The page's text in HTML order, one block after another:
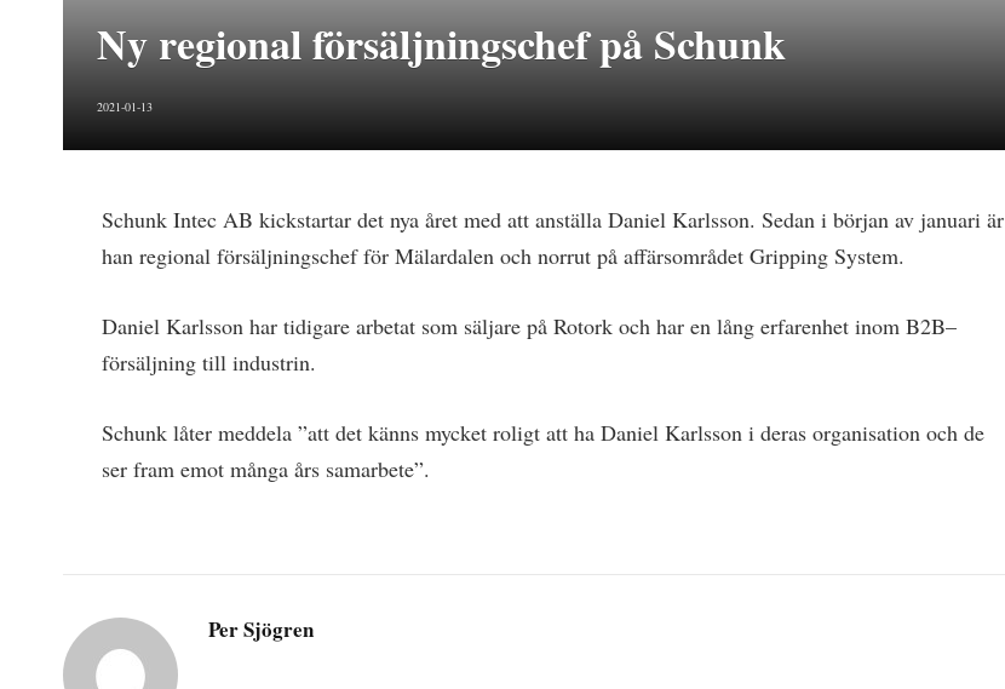
Ny regional försäljningschef på Schunk
2021-01-13
Schunk Intec AB kickstartar det nya året med att anställa Daniel Karlsson. Sedan i början av januari är
han regional försäljningschef för Mälardalen och norrut på affärsområdet Gripping System.
Daniel Karlsson har tidigare arbetat som säljare på Rotork och har en lång erfarenhet inom B2B–
försäljning till industrin.
Schunk låter meddela ”att det känns mycket roligt att ha Daniel Karlsson i deras organisation och de
ser fram emot många års samarbete”.
Per Sjögren